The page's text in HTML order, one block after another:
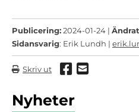
Publicering:2024-01-24 |
Sidansvarig: Erik Lundh |
Skriv ut Dela via
Dela
Nyheter